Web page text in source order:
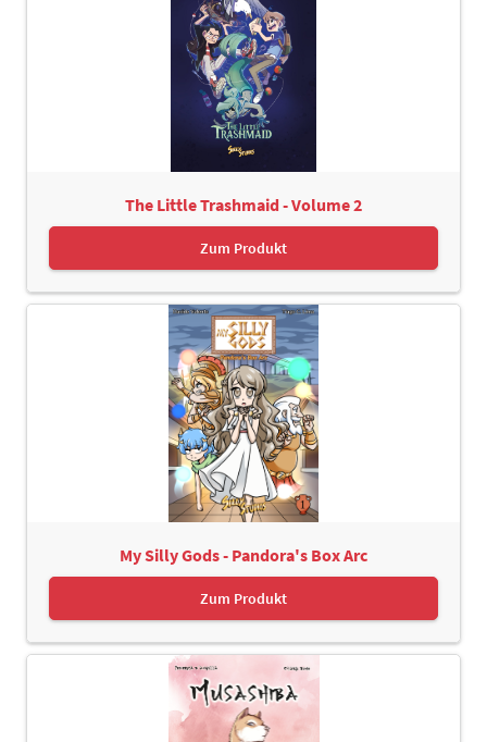
The Little Trashmaid - Volume 2
Zum Produkt
My Silly Gods - Pandora's Box Arc
Zum Produkt